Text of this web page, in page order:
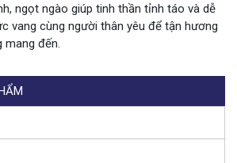
ngọt ngào giúp tinh thần tỉnh táo và dễ
vang cùng người thân yêu để tận hương
mang đến.